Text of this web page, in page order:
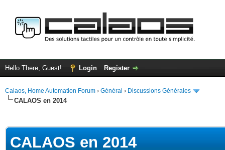
Hello There, Guest! Login Register
Calaos, Home Automation Forum › Général › Discussions Générales
CALAOS en 2014
CALAOS en 2014